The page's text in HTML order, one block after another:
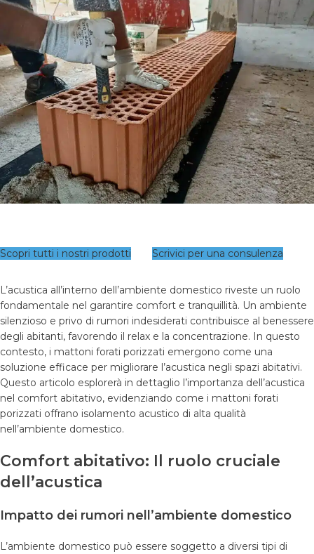
Scopri tutti i nostri prodotti Scrivici per una consulenza
L’acustica all’interno dell’ambiente domestico riveste un ruolo
fondamentale nel garantire comfort e tranquillità. Un ambiente
silenzioso e privo di rumori indesiderati contribuisce al benessere
degli abitanti, favorendo il relax e la concentrazione. In questo
contesto, i mattoni forati porizzati emergono come una
soluzione efficace per migliorare l’acustica negli spazi abitativi.
Questo articolo esplorerà in dettaglio l’importanza dell’acustica
nel comfort abitativo, evidenziando come i mattoni forati
porizzati offrano isolamento acustico di alta qualità
nell’ambiente domestico.
Comfort abitativo: Il ruolo cruciale
dell’acustica
Impatto dei rumori nell’ambiente domestico
L’ambiente domestico può essere soggetto a diversi tipi di